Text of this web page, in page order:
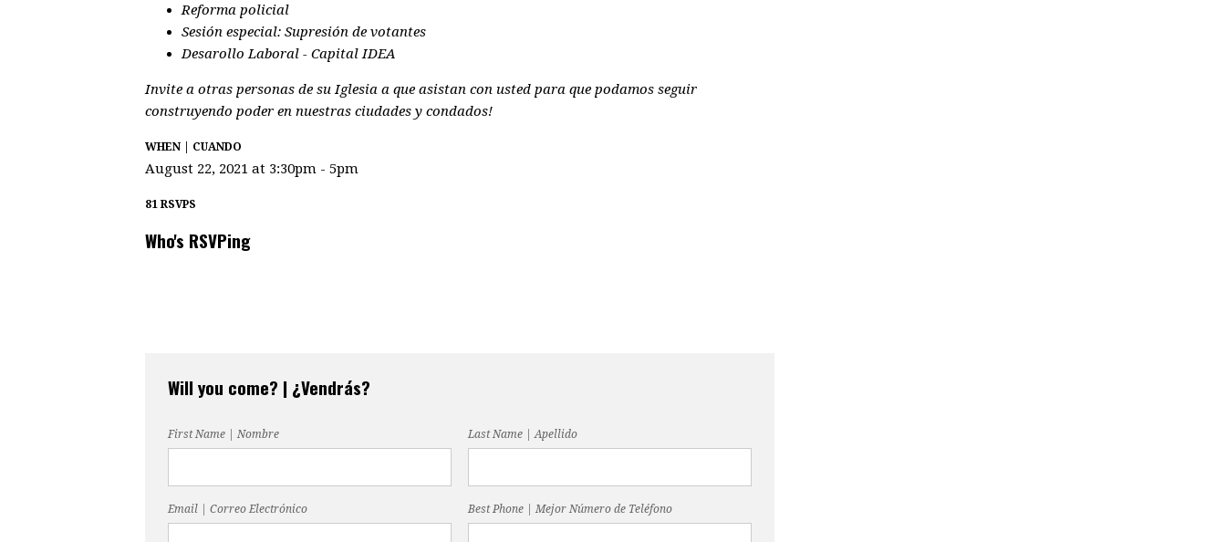
Reforma policial
Sesión especial: Supresión de votantes
Desarollo Laboral - Capital IDEA
Invite a otras personas de su Iglesia a que asistan con usted para que podamos seguir
construyendo poder en nuestras ciudades y condados!
WHEN | CUANDO
August 22, 2021 at 3:30pm - 5pm
81 RSVPS
Who's RSVPing
Will you come? | ¿Vendrás?
First Name | Nombre Last Name | Apellido
Email | Correo Electrónico Best Phone | Mejor Número de Teléfono